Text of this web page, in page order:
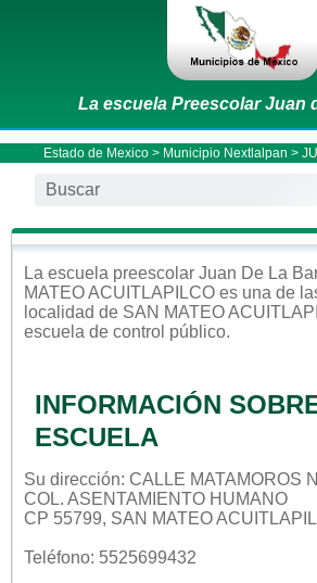
La escuela Preescolar Juan
Estado de Mexico> Municipio Nextlalpan >
La escuela preescolar Juan De La
MATEO ACUITLAPILCO es una de
localidad de SAN MATEO
escuela de control público.
INFORMACIÓN
ESCUELA
Su dirección: CALLE MATAMOROS
COL. ASENTAMIENTO HUMANO
CP 55799, SAN MATEO
Teléfono: 5525699432